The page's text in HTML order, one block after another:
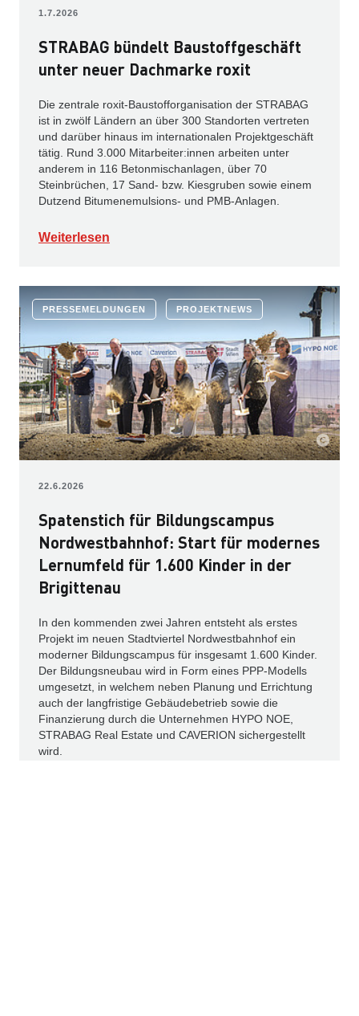
1.7.2026
STRABAG bündelt Baustoffgeschäft
unter neuer Dachmarke roxit
Die zentrale roxit-Baustofforganisation der STRABAG
ist in zwölf Ländern an über 300 Standorten vertreten
und darüber hinaus im internationalen Projektgeschäft
tätig. Rund 3.000 Mitarbeiter:innen arbeiten unter
anderem in 116 Betonmischanlagen, über 70
Steinbrüchen, 17 Sand- bzw. Kiesgruben sowie einem
Dutzend Bitumenemulsions- und PMB-Anlagen.
Weiterlesen
PRESSEMELDUNGEN PROJEKTNEWS
22.6.2026
Spatenstich für Bildungscampus
Nordwestbahnhof: Start für modernes
Lernumfeld für 1.600 Kinder in der
Brigittenau
In den kommenden zwei Jahren entsteht als erstes
Projekt im neuen Stadtviertel Nordwestbahnhof ein
moderner Bildungscampus für insgesamt 1.600 Kinder.
Der Bildungsneubau wird in Form eines PPP-Modells
umgesetzt, in welchem neben Planung und Errichtung
auch der langfristige Gebäudebetrieb sowie die
Finanzierung durch die Unternehmen HYPO NOE,
STRABAG Real Estate und CAVERION sichergestellt
wird.